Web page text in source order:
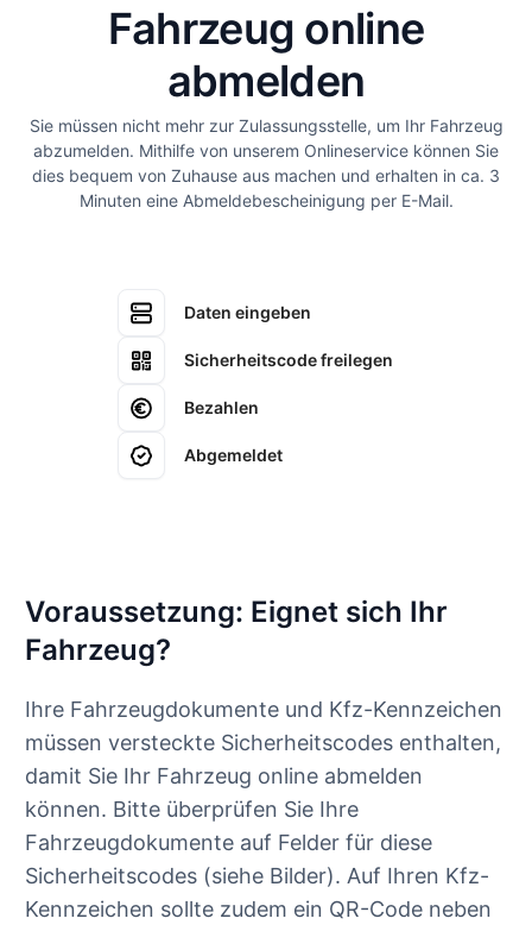
Fahrzeug online
abmelden
Sie müssen nicht mehr zur Zulassungsstelle, um Ihr Fahrzeug
abzumelden. Mithilfe von unserem Onlineservice können Sie
dies bequem von Zuhause aus machen und erhalten in ca. 3
Minuten eine Abmeldebescheinigung per E-Mail.
Daten eingeben
Sicherheitscode freilegen
Bezahlen
Abgemeldet
Voraussetzung: Eignet sich Ihr
Fahrzeug?
Ihre Fahrzeugdokumente und Kfz-Kennzeichen
müssen versteckte Sicherheitscodes enthalten,
damit Sie Ihr Fahrzeug online abmelden
können. Bitte überprüfen Sie Ihre
Fahrzeugdokumente auf Felder für diese
Sicherheitscodes (siehe Bilder). Auf Ihren Kfz-
Kennzeichen sollte zudem ein QR-Code neben